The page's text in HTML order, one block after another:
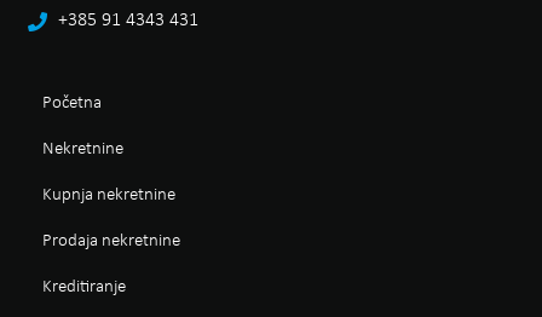
+385 91 4343 431
Početna
Nekretnine
Kupnja nekretnine
Prodaja nekretnine
Kreditiranje